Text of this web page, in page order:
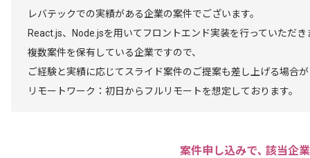
レバテックでの実績がある企業の案件でございます。
React.js、Node.jsを用いてフロントエンド実装を行っていただき
複数案件を保有している企業ですので、
ご経験と実績に応じてスライド案件のご提案も差し上げる場合
リモートワーク：初日からフルリモートを想定しております。
案件申し込みで､ 該当企